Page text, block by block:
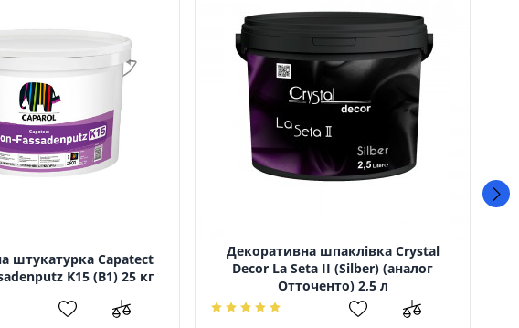
штукатурка Capatect
K15 (В1) 25 кг
Декоративна шпаклівка Crystal
Decor La Seta II (Silber) (аналог
Отточенто) 2,5 л